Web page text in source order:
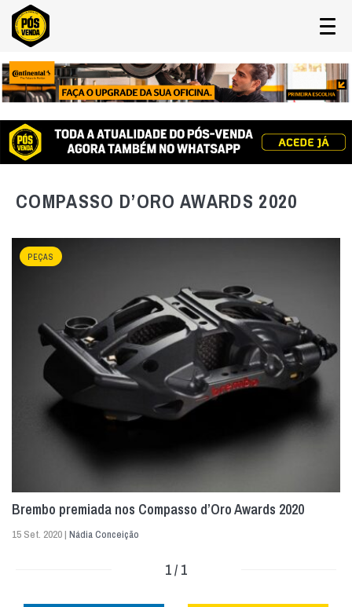
COMPASSO D’ORO AWARDS 2020
PEÇAS
Brembo premiada nos Compasso d’Oro Awards 2020
15 Set. 2020 | Nádia Conceição
1 / 1